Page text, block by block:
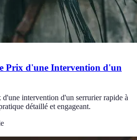
Prix d'une Intervention d'un
intervention d'un serrurier rapide à
détaillé et engageant.